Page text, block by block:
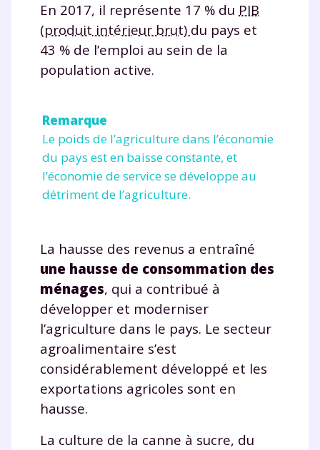
En 2017, il représente 17 % du PIB
(produit intérieur brut) du pays et
43 % de l’emploi au sein de la
population active.
Remarque
Le poids de l’agriculture dans l’économie
du pays est en baisse constante, et
l’économie de service se développe au
détriment de l’agriculture.
La hausse des revenus a entraîné
une hausse de consommation des
ménages, qui a contribué à
développer et moderniser
l’agriculture dans le pays. Le secteur
agroalimentaire s’est
considérablement développé et les
exportations agricoles sont en
hausse.
La culture de la canne à sucre, du